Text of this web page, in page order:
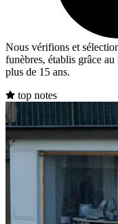
Nous vérifions et
funèbres, établis grâce
plus de 15 ans.
top notes